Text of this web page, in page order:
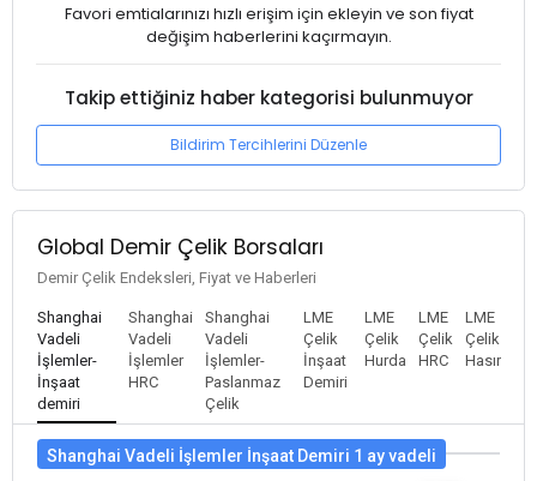
Favori emtialarınızı hızlı erişim için ekleyin ve son fiyat
değişim haberlerini kaçırmayın.
Takip ettiğiniz haber kategorisi bulunmuyor
Bildirim Tercihlerini Düzenle
Global Demir Çelik Borsaları
Demir Çelik Endeksleri, Fiyat ve Haberleri
Shanghai
Vadeli
İşlemler-
İnşaat
demiri
Shanghai
Vadeli
İşlemler
HRC
Shanghai
Vadeli
İşlemler-
Paslanmaz
Çelik
LME
Çelik
İnşaat
Demiri
LME
Çelik
Hurda
LME
Çelik
HRC
LME
Çelik
Hasır
Shanghai Vadeli İşlemler İnşaat Demiri 1 ay vadeli